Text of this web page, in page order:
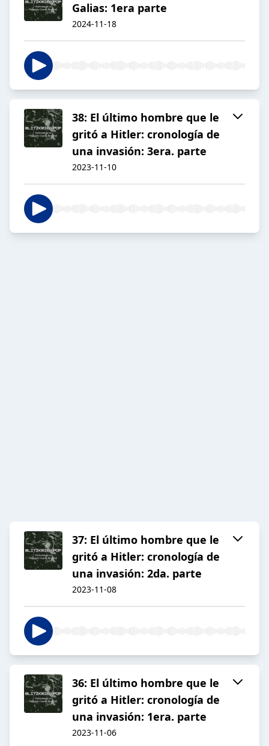
Galias: 1era parte
2024-11-18
38: El último hombre que le
gritó a Hitler: cronología de
una invasión: 3era. parte
2023-11-10
37: El último hombre que le
gritó a Hitler: cronología de
una invasión: 2da. parte
2023-11-08
36: El último hombre que le
gritó a Hitler: cronología de
una invasión: 1era. parte
2023-11-06